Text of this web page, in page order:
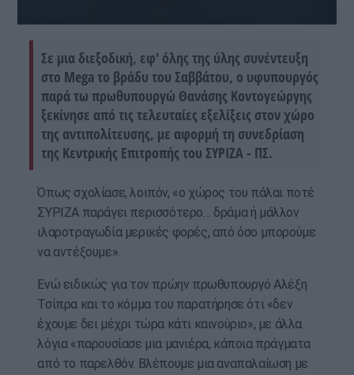
Σε μια διεξοδική, εφ' όλης της ύλης συνέντευξη
στο Mega το βράδυ του Σαββάτου, ο υφυπουργός
παρά τω πρωθυπουργώ Θανάσης Κοντογεώργης
ξεκίνησε από τις τελευταίες εξελίξεις στον χώρο
της αντιπολίτευσης, με αφορμή τη συνεδρίαση
της Κεντρικής Επιτροπής του ΣΥΡΙΖΑ - ΠΣ.
Όπως σχολίασε, λοιπόν, «ο χώρος του πάλαι ποτέ
ΣΥΡΙΖΑ παράγει περισσότερο… δράμα ή μάλλον
ιλαροτραγωδία μερικές φορές, από όσο μπορούμε
να αντέξουμε».
Ενώ ειδικώς για τον πρώην πρωθυπουργό Αλέξη
Τσίπρα και το κόμμα του παρατήρησε ότι «δεν
έχουμε δει μέχρι τώρα κάτι καινούριο», με άλλα
λόγια «παρουσίασε μια μανιέρα, κάποια πράγματα
από το παρελθόν. Βλέπουμε μια αναπαλαίωση με